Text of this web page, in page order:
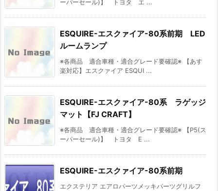
ーパーセール)】 トヨタ エ ...
ESQUIRE-エスクァイア-80系前期 LED
ルームランプ
※各商品 適合車種・適合グレード要確認※ 【あす
楽対応】エスクァイア ESQUI ...
ESQUIRE-エスクァイア-80系 ラゲッジ
マット【FJ CRAFT】
※各商品 適合車種・適合グレード要確認※ 【P5(ス
ーパーセール)】 トヨタ E ...
ESQUIRE-エスクァイア-80系前期
エクステリア エアロパーツメッキパーツグリルフ